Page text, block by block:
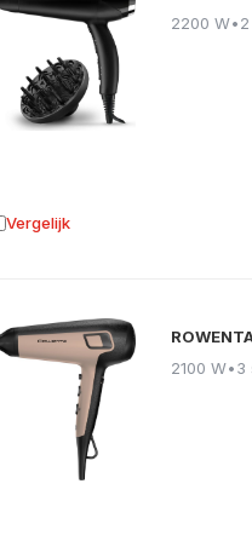
2200 W•
Vergelijk aan vergelijking
2100 W•3